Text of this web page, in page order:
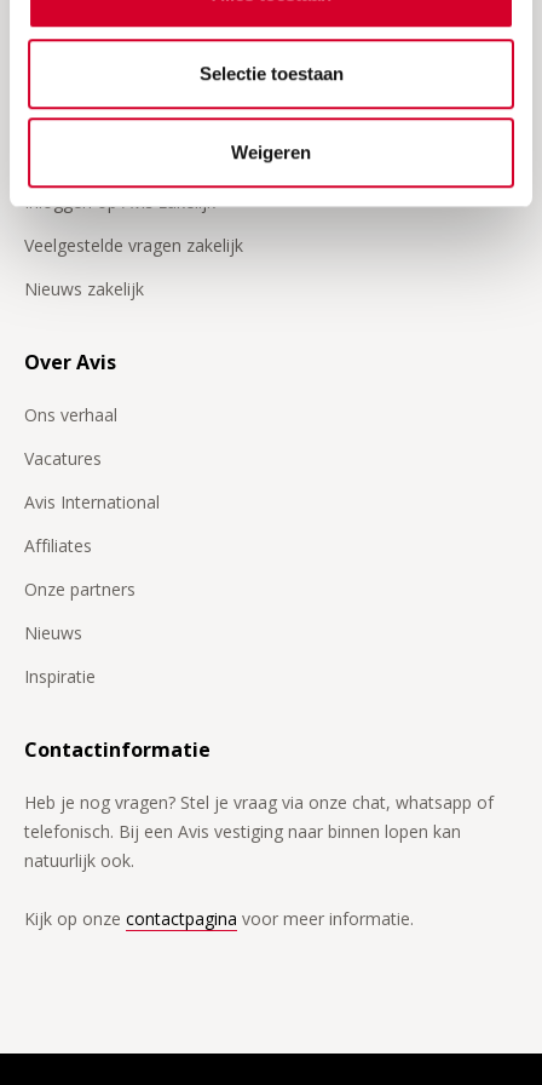
Selectie toestaan
Weigeren
Onze video's
Zakelijk
Inloggen op Avis zakelijk
Veelgestelde vragen zakelijk
Nieuws zakelijk
Over Avis
Ons verhaal
Vacatures
Avis International
Affiliates
Onze partners
Nieuws
Inspiratie
Contactinformatie
Heb je nog vragen? Stel je vraag via onze chat, whatsapp of
telefonisch. Bij een Avis vestiging naar binnen lopen kan
natuurlijk ook.
Kijk op onze contactpagina voor meer informatie.